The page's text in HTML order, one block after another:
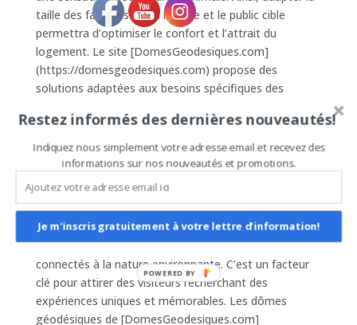
taille des facettes selon l’usage et le public cible
permettra d’optimiser le confort et l’attrait du
logement. Le site [DomesGeodesiques.com]
(https://domesgeodesiques.com) propose des
solutions adaptées aux besoins spécifiques des
sur AirBnb.
### Esthétique et Expérience
Enfin, la taille des facettes joue un rôle crucial dans
l’expérience visuelle et sensorielle des occupants. Un
dôme bien conçu, avec des facettes proportionnées
correctement, peut offrir une vue panoramique
exceptionnelle, permettant aux hôtes de se sentir
connectés à la nature environnante. C’est un facteur
clé pour attirer des visiteurs recherchant des
expériences uniques et mémorables. Les dômes
géodésiques de [DomesGeodesiques.com]
Restez informés des dernières nouveautés!
Indiquez nous simplement votre adresse email et recevez des
informations sur nos nouveautés et promotions.
Je m'inscris gratuitement à votre lettre d'information!
POWERED BY